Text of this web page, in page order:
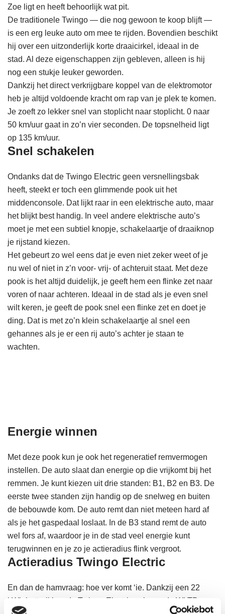
Zoe ligt en heeft behoorlijk wat pit.
De traditionele Twingo — die nog gewoon te koop blijft —
is een erg leuke auto om mee te rijden. Bovendien beschikt
hij over een uitzonderlijk korte draaicirkel, ideaal in de
stad. Al deze eigenschappen zijn gebleven, alleen is hij
nog een stukje leuker geworden.
Dankzij het direct verkrijgbare koppel van de elektromotor
heb je altijd voldoende kracht om rap van je plek te komen.
Je zoeft zo lekker snel van stoplicht naar stoplicht. 0 naar
50 km/uur gaat in zo’n vier seconden. De topsnelheid ligt
op 135 km/uur.
Snel schakelen
Ondanks dat de Twingo Electric geen versnellingsbak
heeft, steekt er toch een glimmende pook uit het
middenconsole. Dat lijkt raar in een elektrische auto, maar
het blijkt best handig. In veel andere elektrische auto’s
moet je met een subtiel knopje, schakelaartje of draaiknop
je rijstand kiezen.
Het gebeurt zo wel eens dat je even niet zeker weet of je
nu wel of niet in z’n voor- vrij- of achteruit staat. Met deze
pook is het altijd duidelijk, je geeft hem een flinke zet naar
voren of naar achteren. Ideaal in de stad als je even snel
wilt keren, je geeft de pook snel een flinke zet en doet je
ding. Dat is met zo’n klein schakelaartje al snel een
gehannes als je er een rij auto’s achter je staan te
wachten.
Energie winnen
Met deze pook kun je ook het regeneratief remvermogen
instellen. De auto slaat dan energie op die vrijkomt bij het
remmen. Je kunt kiezen uit drie standen: B1, B2 en B3. De
eerste twee standen zijn handig op de snelweg en buiten
de bebouwde kom. De auto remt dan niet meteen hard af
als je het gaspedaal loslaat. In de B3 stand remt de auto
wel fors af, waardoor je in de stad veel energie kunt
terugwinnen en je zo je actieradius flink vergroot.
Actieradius Twingo Electric
En dan de hamvraag: hoe ver komt ‘ie. Dankzij een 22
kWh batterij kan de Twingo Electric volgens de WLTP-